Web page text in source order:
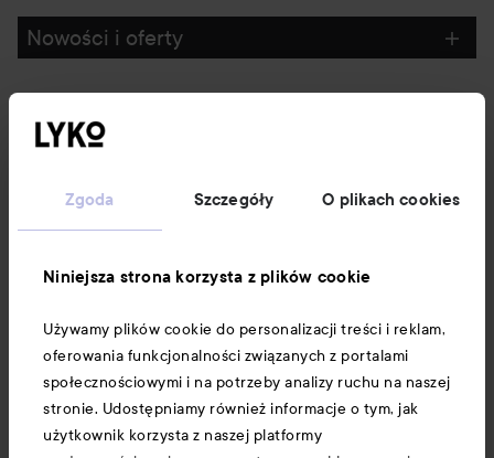
Zgoda Szczegóły O plikach cookies
Niniejsza strona korzysta z plików cookie
Używamy plików cookie do personalizacji treści i reklam,
oferowania funkcjonalności związanych z portalami
społecznościowymi i na potrzeby analizy ruchu na naszej
stronie. Udostępniamy również informacje o tym, jak
użytkownik korzysta z naszej platformy
Nowości i oferty
Obsługa klienta
Informacje
Download our app here